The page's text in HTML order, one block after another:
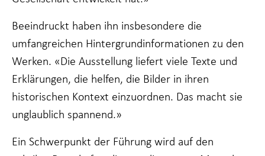
Beeindruckt haben ihn insbesondere die
umfangreichen Hintergrundinformationen zu den
Werken. «Die Ausstellung liefert viele Texte und
Erklärungen, die helfen, die Bilder in ihren
historischen Kontext einzuordnen. Das macht sie
unglaublich spannend.»
Ein Schwerpunkt der Führung wird auf den